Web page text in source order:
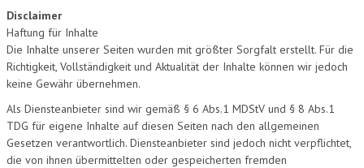
Disclaimer
Haftung für Inhalte
Die Inhalte unserer Seiten wurden mit größter Sorgfalt erstellt. Für die
Richtigkeit, Vollständigkeit und Aktualität der Inhalte können wir jedoch
keine Gewähr übernehmen.
Als Diensteanbieter sind wir gemäß § 6 Abs.1 MDStV und § 8 Abs.1
TDG für eigene Inhalte auf diesen Seiten nach den allgemeinen
Gesetzen verantwortlich. Diensteanbieter sind jedoch nicht verpflichtet,
die von ihnen übermittelten oder gespeicherten fremden